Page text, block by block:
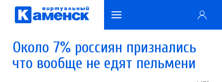
Около 7% россиян признались
что вообще не едят пельмени